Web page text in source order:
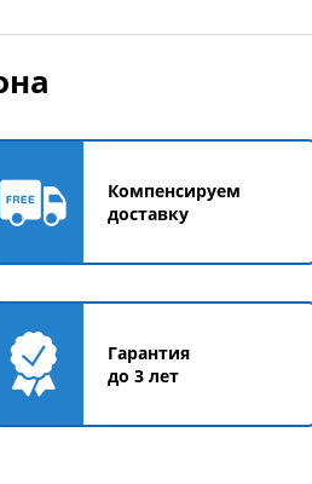
Компенсируем
доставку
Гарантия
до 3 лет